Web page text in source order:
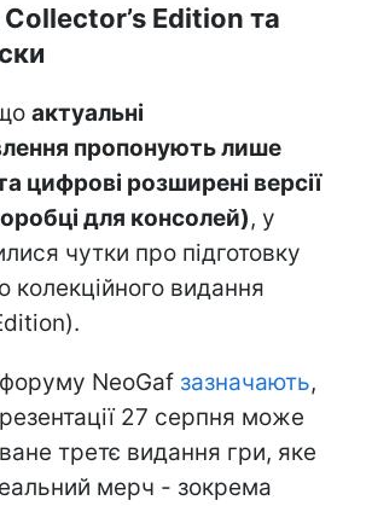
Edition та
актуальні
пропонують лише
цифрові розширені версії
для консолей), у
чутки про підготовку
колекційного видання
NeoGaf зазначають,
27 серпня може
третє видання гри, яке
мерч - зокрема